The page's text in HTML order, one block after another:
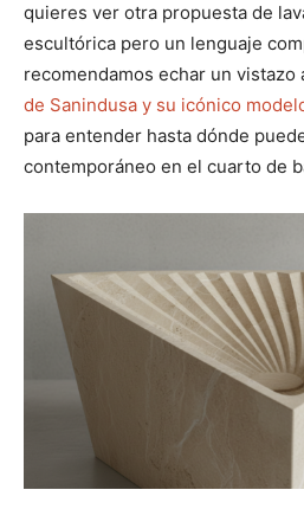
quieres ver otra propuesta de
escultórica pero un lenguaje
recomendamos echar un vistazo
de Sanindusa y su icónico
para entender hasta dónde
contemporáneo en el cuarto de